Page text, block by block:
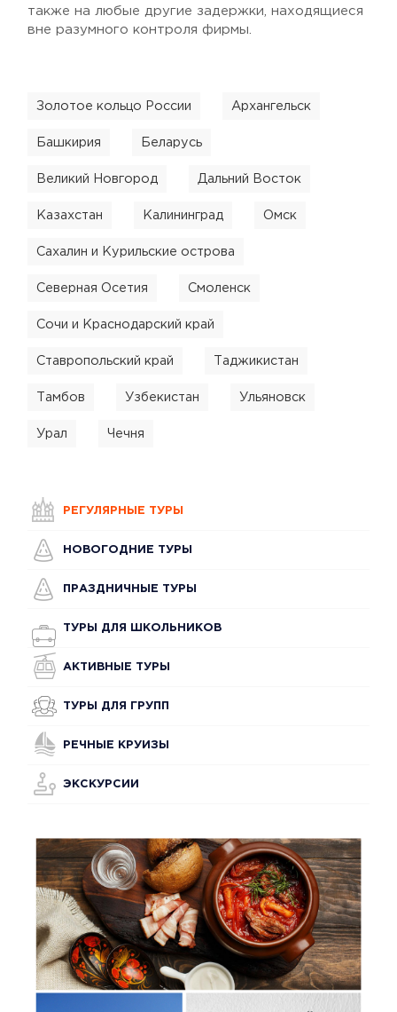
также на любые другие задержки, находящиеся
вне разумного контроля фирмы.
Золотое кольцо России Архангельск
Башкирия Беларусь
Великий Новгород Дальний Восток
Казахстан Калининград Омск
Сахалин и Курильские острова
Северная Осетия Смоленск
Сочи и Краснодарский край
Ставропольский край Таджикистан
Тамбов Узбекистан Ульяновск
Урал Чечня
РЕГУЛЯРНЫЕ ТУРЫ
НОВОГОДНИЕ ТУРЫ
ПРАЗДНИЧНЫЕ ТУРЫ
ТУРЫ ДЛЯ ШКОЛЬНИКОВ
АКТИВНЫЕ ТУРЫ
ТУРЫ ДЛЯ ГРУПП
РЕЧНЫЕ КРУИЗЫ
ЭКСКУРСИИ